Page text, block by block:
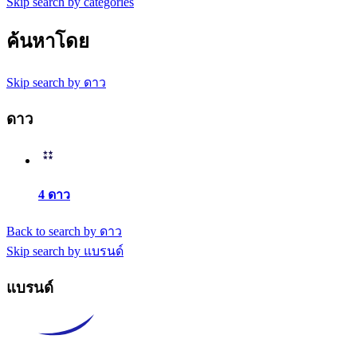
ค้นหาโดย
Skip search by ดาว
ดาว
4 ดาว
Back to search by ดาว
Skip search by แบรนด์
แบรนด์